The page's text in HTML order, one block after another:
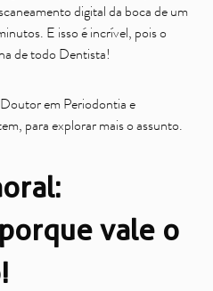
digital da boca de um
E isso é incrível, pois o
de todo Dentista!
em Periodontia e
para explorar mais o assunto.
vale o